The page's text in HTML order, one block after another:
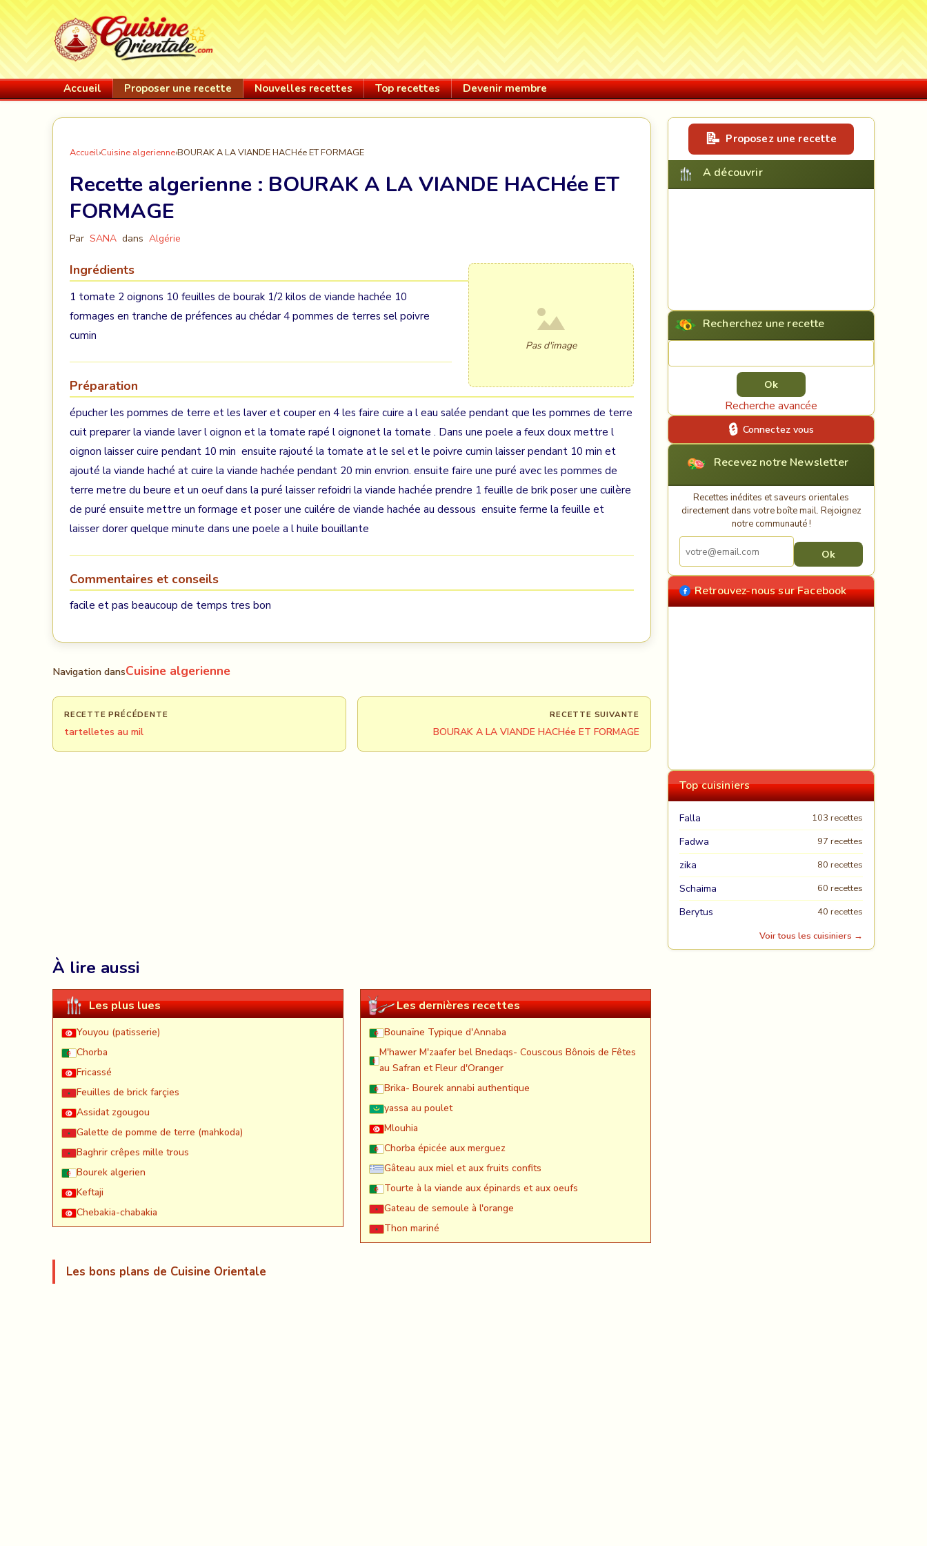
Accueil Proposer une recette Nouvelles recettes Top recettes Devenir membre
Accueil›Cuisine algerienne›BOURAK A LA VIANDE HACHée ET FORMAGE
Recette algerienne : BOURAK A LA VIANDE HACHée ET
FORMAGE
Par SANA dans Algérie
Pas d'image
Ingrédients
1 tomate 2 oignons 10 feuilles de bourak 1/2 kilos de viande hachée 10
formages en tranche de préfences au chédar 4 pommes de terres sel poivre
cumin
Préparation
épucher les pommes de terre et les laver et couper en 4 les faire cuire a l eau salée pendant que les pommes de terre
cuit preparer la viande laver l oignon et la tomate rapé l oignonet la tomate . Dans une poele a feux doux mettre l
oignon laisser cuire pendant 10 min ensuite rajouté la tomate at le sel et le poivre cumin laisser pendant 10 min et
ajouté la viande haché at cuire la viande hachée pendant 20 min envrion. ensuite faire une puré avec les pommes de
terre metre du beure et un oeuf dans la puré laisser refoidri la viande hachée prendre 1 feuille de brik poser une cuilère
de puré ensuite mettre un formage et poser une cuilére de viande hachée au dessous ensuite ferme la feuille et
laisser dorer quelque minute dans une poele a l huile bouillante
Commentaires et conseils
facile et pas beaucoup de temps tres bon
Navigation dansCuisine algerienne
RECETTE PRÉCÉDENTE
tartelletes au mil
RECETTE SUIVANTE
BOURAK A LA VIANDE HACHée ET FORMAGE
À lire aussi
Les plus lues
Youyou (patisserie)
Chorba
Fricassé
Feuilles de brick farçies
Assidat zgougou
Galette de pomme de terre (mahkoda)
Baghrir crêpes mille trous
Bourek algerien
Keftaji
Chebakia-chabakia
Les dernières recettes
Bounaïne Typique d'Annaba
M'hawer M'zaafer bel Bnedaqs- Couscous Bônois de Fêtes
au Safran et Fleur d'Oranger
Brika- Bourek annabi authentique
yassa au poulet
Mlouhia
Chorba épicée aux merguez
Gâteau aux miel et aux fruits confits
Tourte à la viande aux épinards et aux oeufs
Gateau de semoule à l'orange
Thon mariné
Les bons plans de Cuisine Orientale
Proposez une recette
A découvrir
Recherchez une recette
Recherche avancée
Connectez vous
Recevez notre Newsletter
Recettes inédites et saveurs orientales
directement dans votre boîte mail. Rejoignez
notre communauté !
Retrouvez-nous sur Facebook
Top cuisiniers
Falla 103 recettes
Fadwa 97 recettes
zika 80 recettes
Schaima 60 recettes
Berytus
40 recettes
Voir tous les cuisiniers →